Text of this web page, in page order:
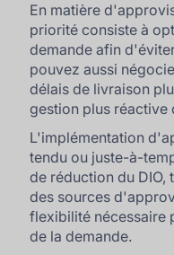
En matière
priorité consiste à
demande afin
pouvez aussi
délais de livraison
gestion plus réactive
L'implémentation
tendu ou juste-à-
de réduction du
des sources
flexibilité nécessaire
de la demande.